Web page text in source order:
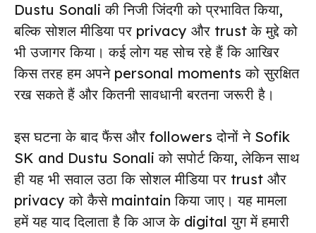
Dustu Sonali की निजी जिंदगी को प्रभावित किया,
बल्कि सोशल मीडिया पर privacy और trust के मुद्दे को
भी उजागर किया। कई लोग यह सोच रहे हैं कि आखिर
किस तरह हम अपने personal moments को सुरक्षित
रख सकते हैं और कितनी सावधानी बरतना जरूरी है।
इस घटना के बाद फैंस और followers दोनों ने Sofik
SK and Dustu Sonali को सपोर्ट किया, लेकिन साथ
ही यह भी सवाल उठा कि सोशल मीडिया पर trust और
privacy को कैसे maintain किया जाए। यह मामला
हमें यह याद दिलाता है कि आज के digital युग में हमारी